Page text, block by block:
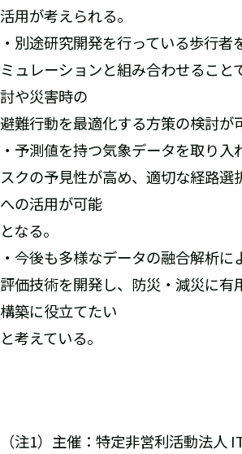
活用が考えられる。
・別途研究開発を行っている歩行者
ミュレーションと組み合わせること
討や災害時の
避難行動を最適化する方策の検討が
・予測値を持つ気象データを取り入
スクの予見性が高め、適切な経路選
への活用が可能
となる。
・今後も多様なデータの融合解析に
評価技術を開発し、防災・減災に有
構築に役立てたい
と考えている。
（注1）主催：特定非営利活動法人